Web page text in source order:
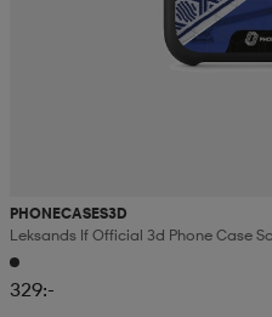
PHONECASES3D
Leksands If Official 3d Phone Case
329:-